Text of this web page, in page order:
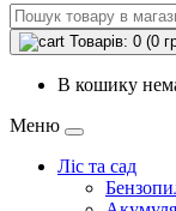
Товарів: 0 (0
В кошику
Меню
Ліс та сад